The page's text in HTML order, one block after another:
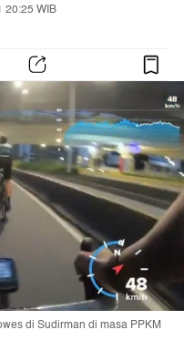
20:25 WIB
di Sudirman di masa PPKM